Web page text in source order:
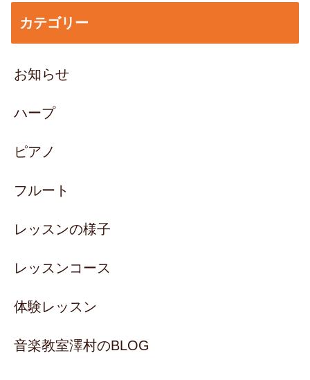
カテゴリー
お知らせ
ハープ
ピアノ
フルート
レッスンの様子
レッスンコース
体験レッスン
音楽教室澤村のBLOG